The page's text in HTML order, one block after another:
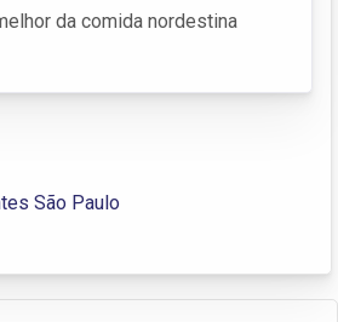
da comida nordestina
São Paulo